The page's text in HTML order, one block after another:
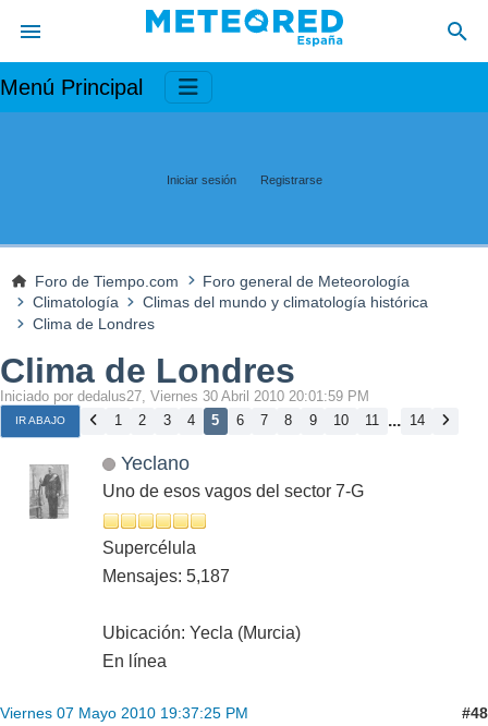
Menú Principal
Iniciar sesión Registrarse
Foro de Tiempo.com
Foro general de Meteorología
Climatología
Climas del mundo y climatología histórica
Clima de Londres
Clima de Londres
Iniciado por dedalus27, Viernes 30 Abril 2010 20:01:59 PM
IR ABAJO 1 2 3 4 5 6 7 8 9 10 11 ... 14
Yeclano
Uno de esos vagos del sector 7-G
Supercélula
Mensajes: 5,187
Ubicación: Yecla (Murcia)
En línea
Viernes 07 Mayo 2010 19:37:25 PM #48